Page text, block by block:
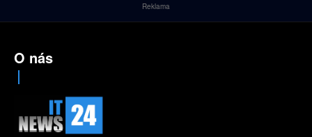
Reklama
O nás